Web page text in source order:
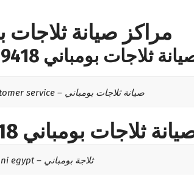
مراكز صيانة ثلاجات
ثلاجات بومباني 19418 – 01000630526
صيانة ثلاجات بومباني – bompani egypt customer service
بومباني 19418 – 01000630526
ثلاجة بومباني – bompani egypt